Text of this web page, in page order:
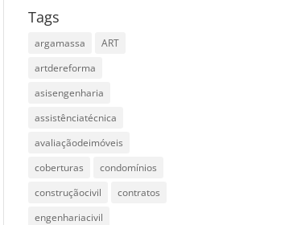
Tags
argamassa
ART
artdereforma
asisengenharia
assistênciatécnica
avaliaçãodeimóveis
coberturas
condomínios
construçãocivil
contratos
engenhariacivil